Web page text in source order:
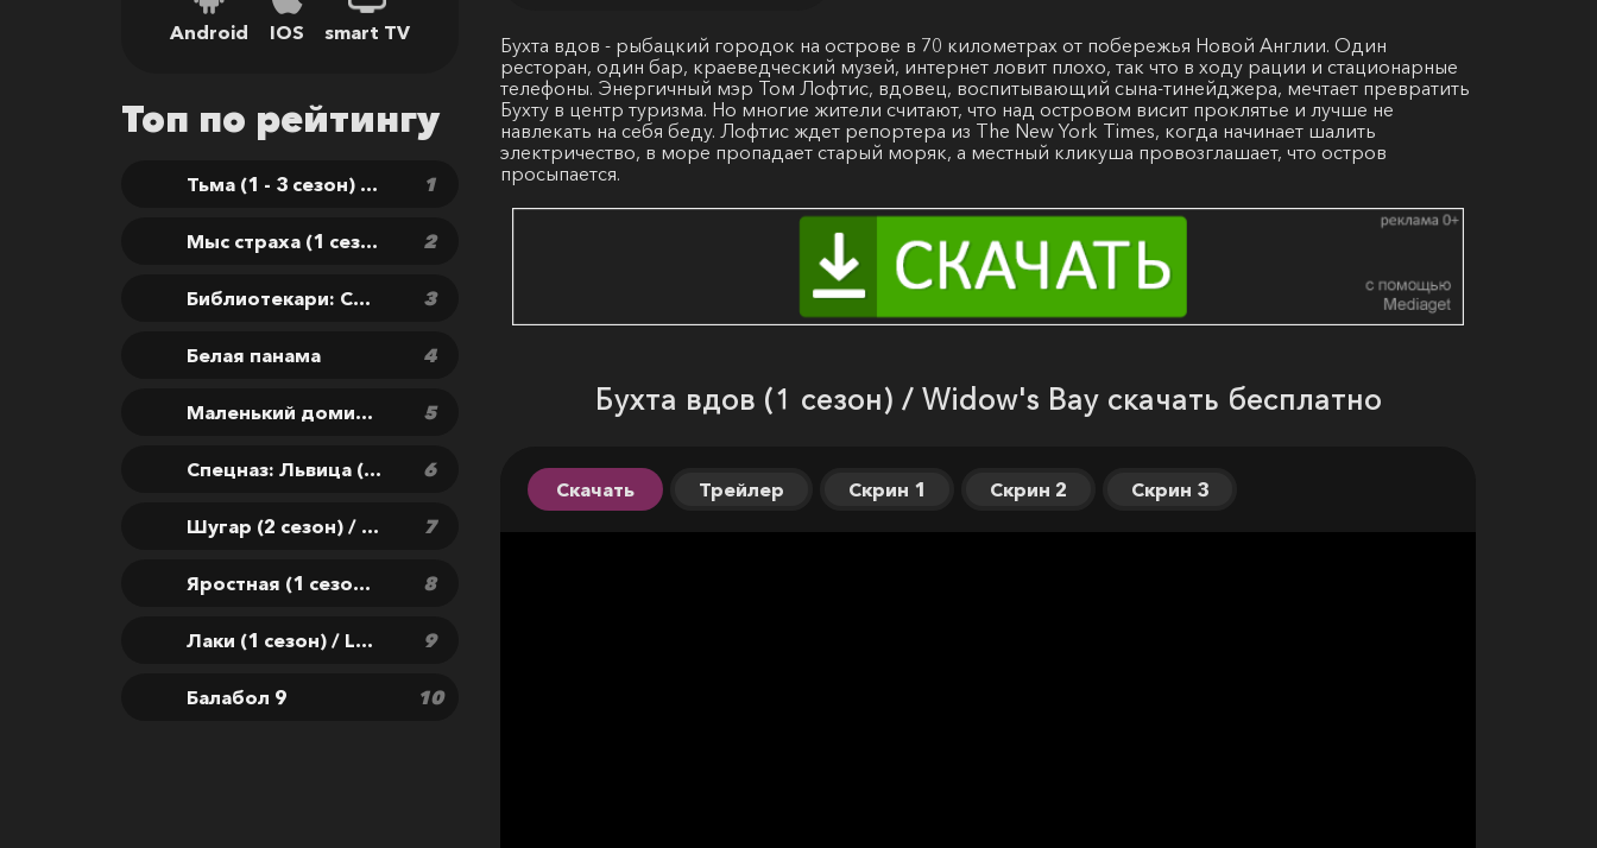
Бухта вдов - рыбацкий городок на острове в 70 километрах от побережья Новой Англии. Один
ресторан, один бар, краеведческий музей, интернет ловит плохо, так что в ходу рации и стационарные
телефоны. Энергичный мэр Том Лофтис, вдовец, воспитывающий сына-тинейджера, мечтает превратить
Бухту в центр туризма. Но многие жители считают, что над островом висит проклятье и лучше не
навлекать на себя беду. Лофтис ждет репортера из The New York Times, когда начинает шалить
электричество, в море пропадает старый моряк, а местный кликуша провозглашает, что остров
просыпается.
Бухта вдов (1 сезон) / Widow's Bay скачать бесплатно
Скачать Трейлер Скрин 1 Скрин 2 Скрин 3
Android IOS smart TV
Топ по рейтингу
Тьма (1 - 3 сезон) / Dark
Мыс страха (1 сезон) / Cape Fear
Библиотекари: Следующая глава (2 сезон) / The Librarians: The Next Chapter
Белая панама
Маленький домик в прериях (1 сезон) / Little House on the Prairie
Спецназ: Львица (3 сезон) / Special Ops: Lioness
Шугар (2 сезон) / Sugar
Яростная (1 сезон) / Furious
Лаки (1 сезон) / Lucky
Балабол 9